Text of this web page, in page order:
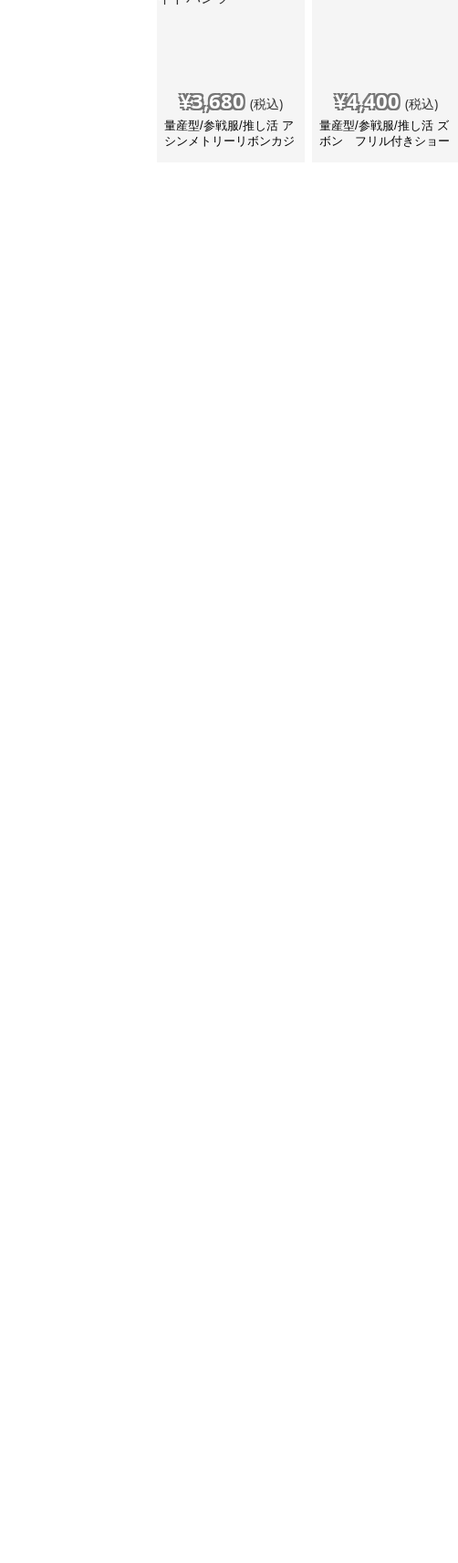
¥3,680 (税込)
量産型/参戦服/推し活 ア
シンメトリーリボンカジ
¥4,400 (税込)
量産型/参戦服/推し活 ズ
ボン フリル付きショー